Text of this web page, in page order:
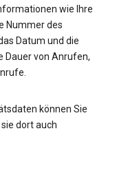
wie Ihre
Nummer des
Datum und die
Dauer von Anrufen,
können Sie
dort auch